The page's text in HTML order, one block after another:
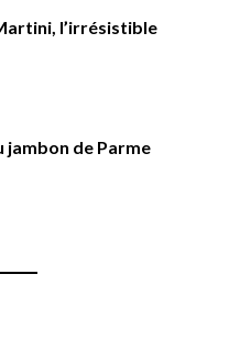
l’irrésistible
jambon de Parme